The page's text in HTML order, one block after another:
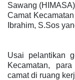
Sawang
Camat
Ibrahim, S.Sos
Usai pelantikan
Kecamatan,
camat di ruang